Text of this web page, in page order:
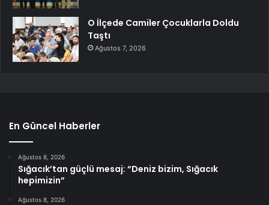
O İlçede Camiler Çocuklarla Doldu
Taştı
Ağustos 7, 2026
En Güncel Haberler
Ağustos 8, 2026
Sığacık’tan güçlü mesaj: “Deniz bizim, Sığacık
hepimizin”
Ağustos 8, 2026